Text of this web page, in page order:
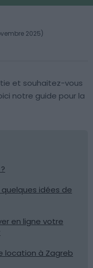
2025)
et souhaitez-vous
notre guide pour la
idées de
en ligne votre
location à Zagreb